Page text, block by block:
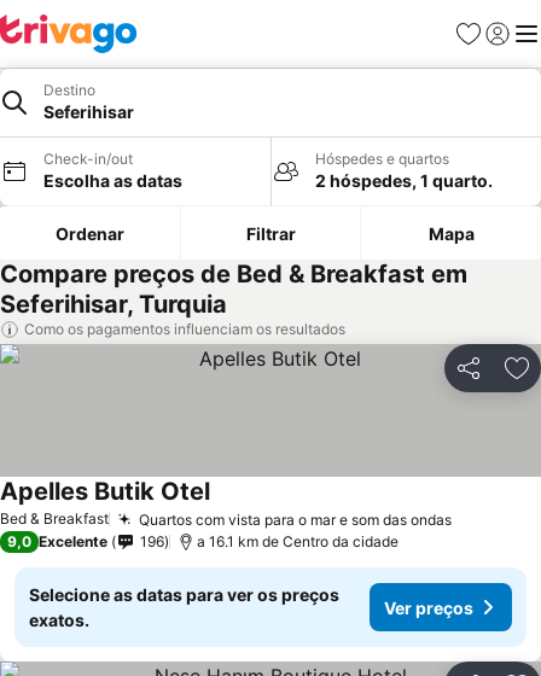
Favoritos
Iniciar
Destino
Seferihisar
Check-in/out
Escolha as datas
Hóspedes e quartos
2 hóspedes, 1 quarto.
Ordenar Filtrar Mapa
Compare preços de Bed & Breakfast em
Seferihisar, Turquia
Como os pagamentos influenciam os resultados
Partilhar
Bed & Breakfast Quartos com vista para o mar e som das ondasVer
Apelles Butik OtelVer preços
9,0 Excelente 196 a 16.1 km de Centro da cidade
Selecione as datas para ver os preços
exatos.
Ver preços